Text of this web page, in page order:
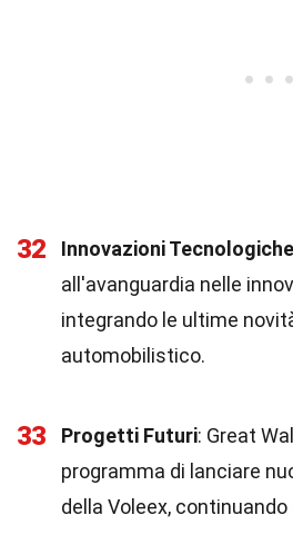
32 Innovazioni Tecnologiche
all'avanguardia nelle
integrando le ultime
automobilistico.
33 Progetti Futuri: Great
programma di lanciare
della Voleex,